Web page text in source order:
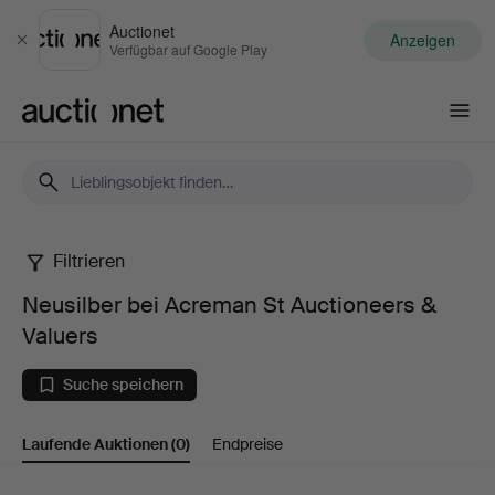
Schließen
Auctionet
Verfügbar auf Google Play Anzeigen
Neusilber
bei
Acreman
St
Filtrieren
Neusilber bei Acreman St Auctioneers &
Valuers
Suche speichern
Laufende Auktionen(0) Endpreise